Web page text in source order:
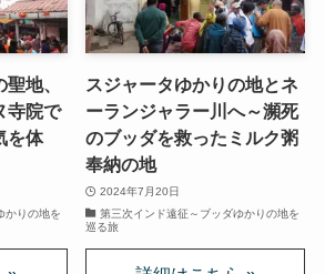
ールと科学革命
デルスゾーンの驚異の人生
洋美術から見るヨーロッパ
ーランド研究
地、
寺院で
を体
かりの地を
スジャータゆかりの地とネ
ーランジャラー川へ～瀕死
のブッダを救ったミルク粥
奉納の地
2024年7月20日
第三次インド遠征～ブッダゆかりの地を
巡る旅